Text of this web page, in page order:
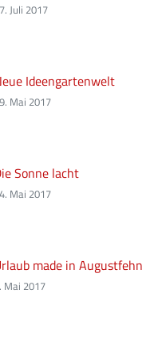
Juli 2017
Ideengartenwelt
Mai 2017
Sonne lacht
Mai 2017
made in Augustfehn
Mai 2017